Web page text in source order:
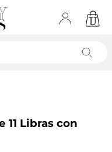
11 Libras con